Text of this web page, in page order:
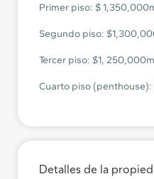
Primer piso: $
Segundo piso:
Tercer piso: $1,
Cuarto piso
Detalles de la